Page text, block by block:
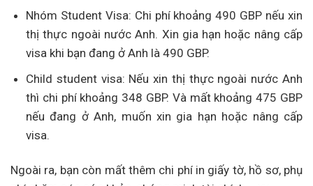
Nhóm Student Visa: Chi phí khoảng 490 GBP nếu xin
thị thực ngoài nước Anh. Xin gia hạn hoặc nâng cấp
visa khi bạn đang ở Anh là 490 GBP.
Child student visa: Nếu xin thị thực ngoài nước Anh
thì chi phí khoảng 348 GBP. Và mất khoảng 475 GBP
nếu đang ở Anh, muốn xin gia hạn hoặc nâng cấp
visa.
Ngoài ra, bạn còn mất thêm chi phí in giấy tờ, hồ sơ, phụ